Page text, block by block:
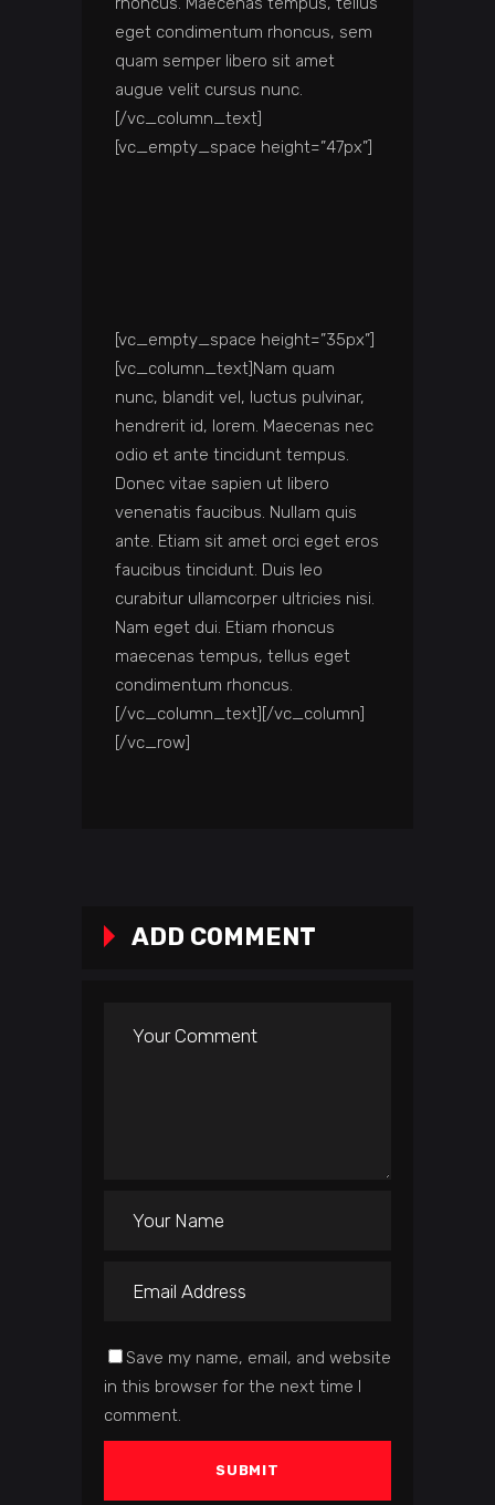
eget condimentum rhoncus, sem
quam semper libero sit amet
augue velit cursus nunc.
[/vc_column_text]
[vc_empty_space height=”47px”]
[vc_empty_space height=”35px”]
[vc_column_text]Nam quam
nunc, blandit vel, luctus pulvinar,
hendrerit id, lorem. Maecenas nec
odio et ante tincidunt tempus.
Donec vitae sapien ut libero
venenatis faucibus. Nullam quis
ante. Etiam sit amet orci eget eros
faucibus tincidunt. Duis leo
curabitur ullamcorper ultricies nisi.
Nam eget dui. Etiam rhoncus
maecenas tempus, tellus eget
condimentum rhoncus.
[/vc_column_text][/vc_column]
[/vc_row]
ADD COMMENT
Save my name, email, and website
in this browser for the next time I
comment.